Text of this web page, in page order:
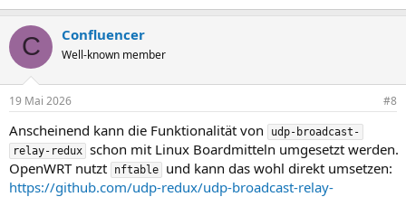
C Confluencer
Well-known member
19 Mai 2026 #8
Anscheinend kann die Funktionalität von
udp-broadcast-
relay-redux schon mit Linux Boardmitteln umgesetzt werden.
OpenWRT nutzt
nftable
und kann das wohl direkt umsetzen:
https://github.com/udp-redux/udp-broadcast-relay-